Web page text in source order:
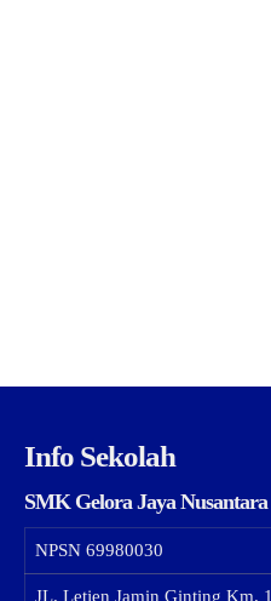
Info Sekolah
SMK Gelora Jaya
NPSN 69980030
JL. Letjen Jamin Ginting Km.